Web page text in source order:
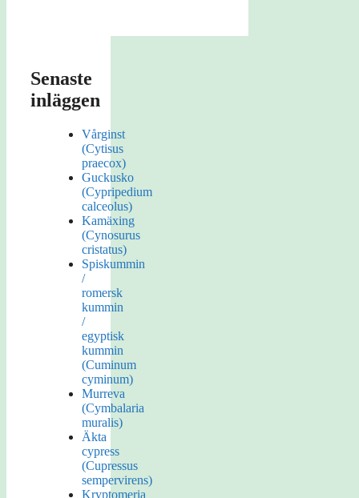
Senaste
inläggen
Vårginst
(Cytisus
praecox)
Guckusko
(Cypripedium
calceolus)
Kamäxing
(Cynosurus
cristatus)
Spiskummin
/
romersk
kummin
/
egyptisk
kummin
(Cuminum
cyminum)
Murreva
(Cymbalaria
muralis)
Äkta
cypress
(Cupressus
sempervirens)
Kryptomeria